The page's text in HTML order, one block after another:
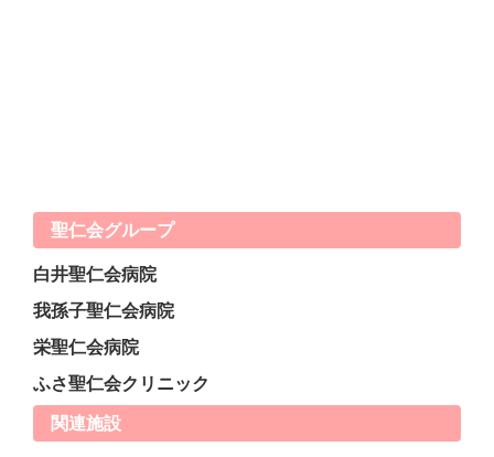
聖仁会グループ
白井聖仁会病院
我孫子聖仁会病院
栄聖仁会病院
ふさ聖仁会クリニック
関連施設